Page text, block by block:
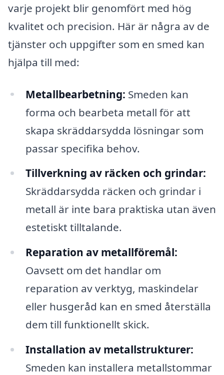
varje projekt blir genomfört med hög
kvalitet och precision. Här är några av de
tjänster och uppgifter som en smed kan
hjälpa till med:
Metallbearbetning: Smeden kan
forma och bearbeta metall för att
skapa skräddarsydda lösningar som
passar specifika behov.
Tillverkning av räcken och grindar:
Skräddarsydda räcken och grindar i
metall är inte bara praktiska utan även
estetiskt tilltalande.
Reparation av metallföremål:
Oavsett om det handlar om
reparation av verktyg, maskindelar
eller husgeråd kan en smed återställa
dem till funktionellt skick.
Installation av metallstrukturer:
Smeden kan installera metallstommar